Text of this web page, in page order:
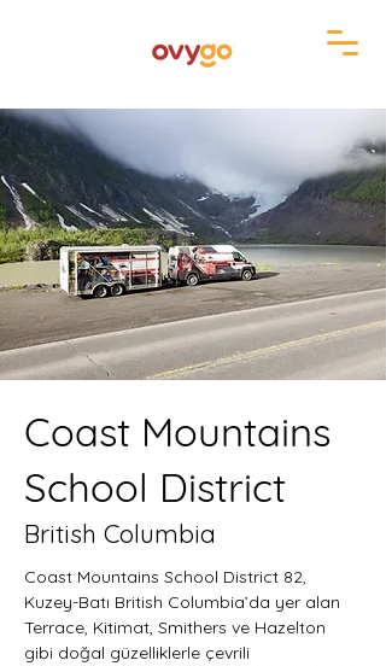
Coast Mountains
School District
British Columbia
Coast Mountains School District 82,
Kuzey-Batı British Columbia’da yer alan
Terrace, Kitimat, Smithers ve Hazelton
gibi doğal güzelliklerle çevrili